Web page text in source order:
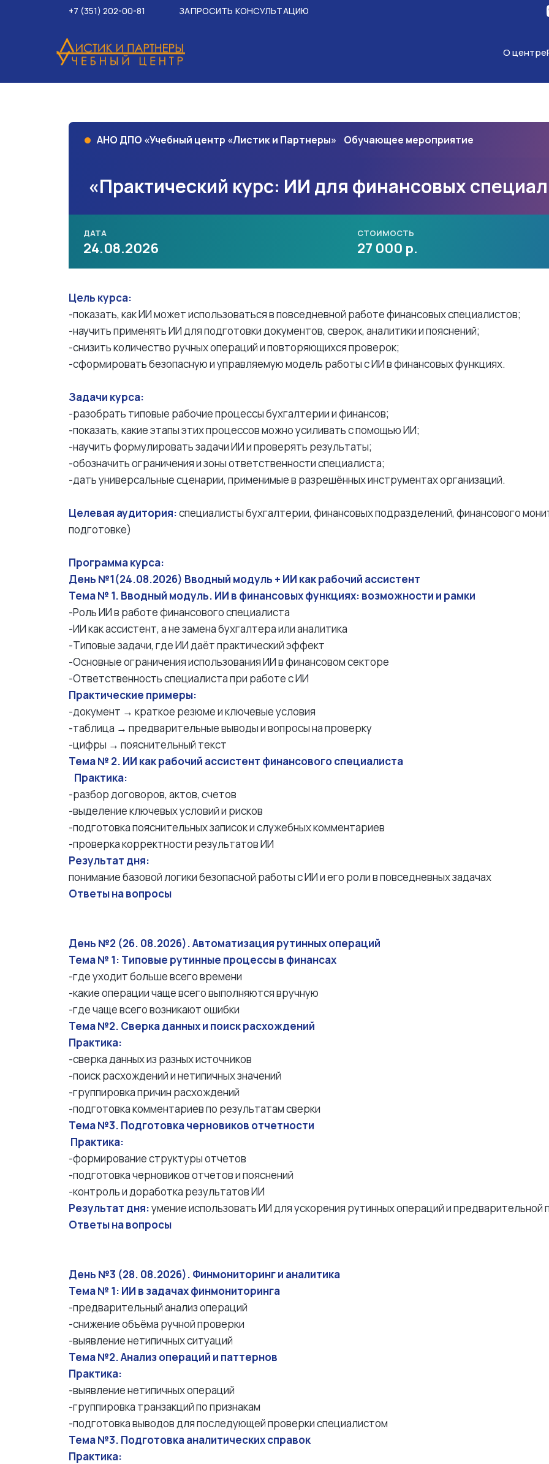
+7 (351) 202-00-81 ЗАПРОСИТЬ КОНСУЛЬТАЦИЮ
О центре
АНО ДПО «Учебный центр «Листик и Партнеры» Обучающее мероприятие
«Практический курс: ИИ для финансовых
ДАТА
24.08.2026
СТОИМОСТЬ
27 000 р.
Цель курса:
-показать, как ИИ может использоваться в повседневной работе финансовых специалистов;
-научить применять ИИ для подготовки документов, сверок, аналитики и пояснений;
-снизить количество ручных операций и повторяющихся проверок;
-сформировать безопасную и управляемую модель работы с ИИ в финансовых функциях.
Задачи курса:
-разобрать типовые рабочие процессы бухгалтерии и финансов;
-показать, какие этапы этих процессов можно усиливать с помощью ИИ;
-научить формулировать задачи ИИ и проверять результаты;
-обозначить ограничения и зоны ответственности специалиста;
-дать универсальные сценарии, применимые в разрешённых инструментах организаций.
Целевая аудитория:специалисты бухгалтерии, финансовых подразделений, финансового
подготовке)
Программа курса:
День №1(24.08.2026) Вводный модуль + ИИ как рабочий ассистент
Тема № 1. Вводный модуль. ИИ в финансовых функциях: возможности и рамки
-Роль ИИ в работе финансового специалиста
-ИИ как ассистент, а не замена бухгалтера или аналитика
-Типовые задачи, где ИИ даёт практический эффект
-Основные ограничения использования ИИ в финансовом секторе
-Ответственность специалиста при работе с ИИ
Практические примеры:
-документ → краткое резюме и ключевые условия
-таблица → предварительные выводы и вопросы на проверку
-цифры → пояснительный текст
Тема № 2. ИИ как рабочий ассистент финансового специалиста
Практика:
-разбор договоров, актов, счетов
-выделение ключевых условий и рисков
-подготовка пояснительных записок и служебных комментариев
-проверка корректности результатов ИИ
Результат дня:
понимание базовой логики безопасной работы с ИИ и его роли в повседневных задачах
Ответы на вопросы
День №2 (26. 08.2026). Автоматизация рутинных операций
Тема № 1: Типовые рутинные процессы в финансах
-где уходит больше всего времени
-какие операции чаще всего выполняются вручную
-где чаще всего возникают ошибки
Тема №2. Сверка данных и поиск расхождений
Практика:
-сверка данных из разных источников
-поиск расхождений и нетипичных значений
-группировка причин расхождений
-подготовка комментариев по результатам сверки
Тема №3. Подготовка черновиков отчетности
Практика:
-формирование структуры отчетов
-подготовка черновиков отчетов и пояснений
-контроль и доработка результатов ИИ
Результат дня:умение использовать ИИ для ускорения рутинных операций и предварительной
Ответы на вопросы
День №3 (28. 08.2026). Финмониторинг и аналитика
Тема № 1: ИИ в задачах финмониторинга
-предварительный анализ операций
-снижение объёма ручной проверки
-выявление нетипичных ситуаций
Тема №2. Анализ операций и паттернов
Практика:
-выявление нетипичных операций
-группировка транзакций по признакам
-подготовка выводов для последующей проверки специалистом
Тема №3. Подготовка аналитических справок
Практика: